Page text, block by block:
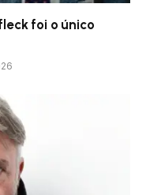
foi o único